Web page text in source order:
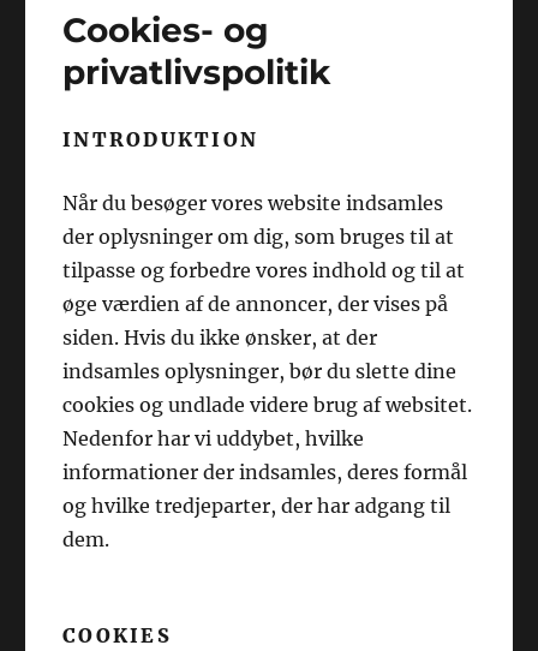
Cookies- og
privatlivspolitik
INTRODUKTION
Når du besøger vores website indsamles
der oplysninger om dig, som bruges til at
tilpasse og forbedre vores indhold og til at
øge værdien af de annoncer, der vises på
siden. Hvis du ikke ønsker, at der
indsamles oplysninger, bør du slette dine
cookies og undlade videre brug af websitet.
Nedenfor har vi uddybet, hvilke
informationer der indsamles, deres formål
og hvilke tredjeparter, der har adgang til
dem.
COOKIES